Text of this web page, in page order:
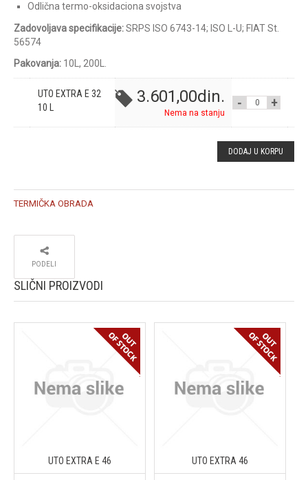
Odlična termo-oksidaciona svojstva
Zadovoljava specifikacije:SRPS ISO 6743-14; ISO L-U; FIAT St.
56574
Pakovanja: 10L, 200L.
UTO EXTRA E 32
10 L
3.601,00din.
Nema na stanju
UTO EXTRA E
QUANTITY
DODAJ U KORPU
TERMIČKA OBRADA
PODELI
SLIČNI PROIZVODI
UTO EXTRA E 46 UTO EXTRA 46